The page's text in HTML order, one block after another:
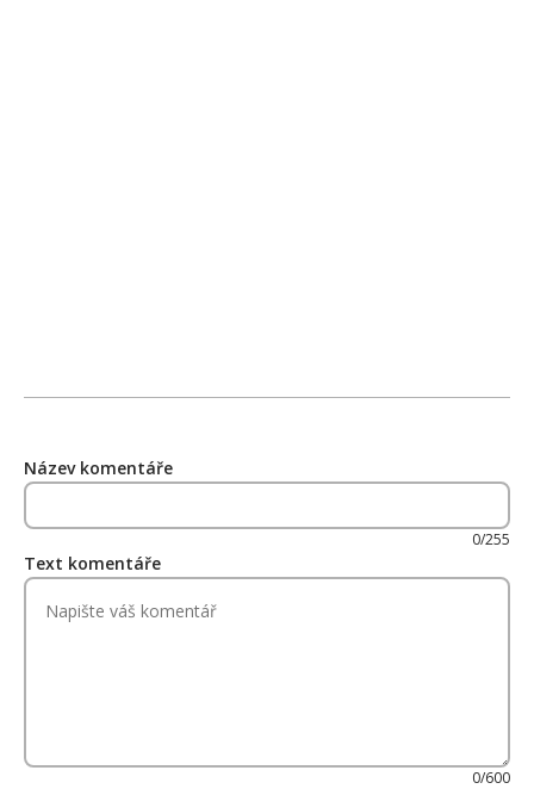
Název komentáře
0/255
Text komentáře
0/600